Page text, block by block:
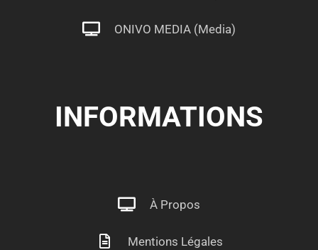
ONIVO MEDIA (Media)
INFORMATIONS
À Propos
Mentions Légales